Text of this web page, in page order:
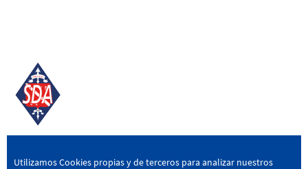
SD AMOREBIETA
Utilizamos Cookies propias y de terceros para analizar nuestros